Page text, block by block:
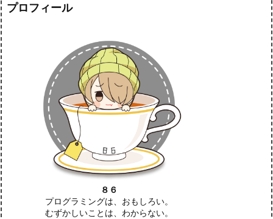
プロフィール
８６
プログラミングは、おもしろい。
むずかしいことは、わからない。